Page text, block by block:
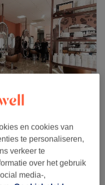
zien op de kaart
by-one
€57,50
en cookies van
te personaliseren,
verkeer te
over het gebruik
media-,